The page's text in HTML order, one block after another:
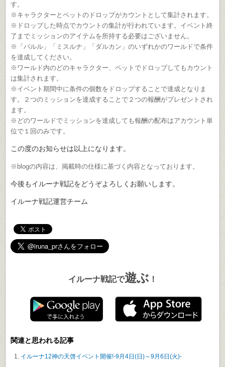
す。
※キャラクターとペットのドロップがカウントとして集計されます。
※ドロップした時点でカウントの集計が行われています。イベント終
了までミッションのアイテムを所持する必要はございません。
※「パルル」「ミスルナ」「ダルカン」のいずれかのワールドで条件
を達成してください。
※ワールド内のどのキャラクター、ペットでドロップしてもカウント
は集計されます。
※イベント期間中に条件の個数をドロップすることで達成となりま
す。２つのミッションを達成することで２つの報酬がプレゼントされ
ます。
※どのワールドでミッションを達成しても報酬の配布はアカウント単
位で１回のみです。
この度のお知らせは以上になります。
※blogの内容は、掲載時の仕様に基づく内容となっております。
今後もイルーナ戦記をどうぞよろしくお願いします。
イルーナ戦記運営チーム
イルーナ戦記で遊ぶ ！
関連と思われる記事
イルーナ12神の天啓イベント開催!-9月4日(日)～9月6日(火)-